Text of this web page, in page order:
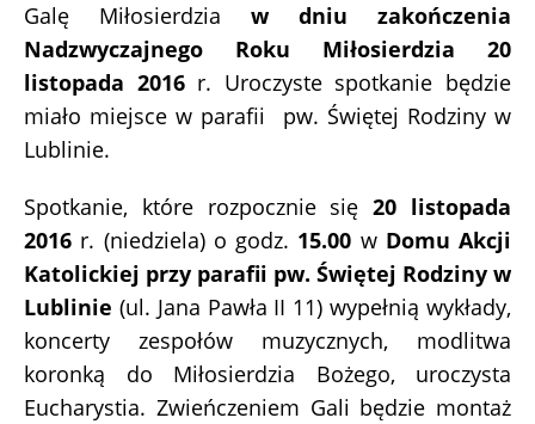
Galę Miłosierdzia w dniu zakończenia
Nadzwyczajnego Roku Miłosierdzia 20
listopada 2016r. Uroczyste spotkanie będzie
miało miejsce w parafii pw. Świętej Rodziny w
Lublinie.
Spotkanie, które rozpocznie się20 listopada
2016 r. (niedziela) o godz. 15.00 w Domu Akcji
Katolickiej przy parafii pw. Świętej Rodziny w
Lublinie (ul. Jana Pawła II 11) wypełnią wykłady,
koncerty zespołów muzycznych, modlitwa
koronką do Miłosierdzia Bożego, uroczysta
Eucharystia. Zwieńczeniem Gali będzie montaż